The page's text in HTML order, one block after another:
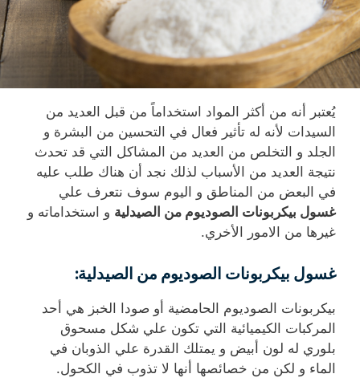
يُعتبر أنه من أكثر المواد استخداماً من قبل العديد من
السيدات لأنه له تأثير فعال في التحسين من البشرة و
الجلد و التخلص من العديد من المشاكل التي قد تحدث
نتيجة العديد من الأسباب لذلك نجد أن هناك طلب عليه
في البعض من المناطق و اليوم سوف نتعرف علي
غسول بيكربونات الصوديوم من الصيدلية و استخداماته و
غيرها من الامور الأخري.
غسول بيكربونات الصوديوم من الصيدلية:
بيكربونات الصوديوم الحامضية أو صودا الخبز هي أحد
المركبات الكيميائية التي تكون علي شكل مسحوق
بلوري له لون أبيض و يمتلك القدرة علي الذوبان في
الماء و لكن من خصائصها أنها لا تذوب في الكحول.